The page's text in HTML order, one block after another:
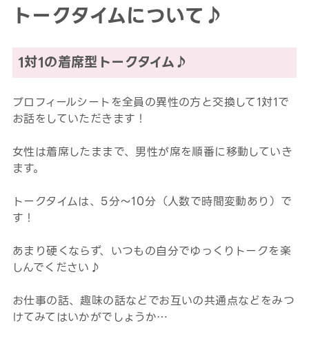
トークタイムについて♪
1対1の着席型トークタイム♪
プロフィールシートを全員の異性の方と交換して1対1で
お話をしていただきます！
女性は着席したままで、男性が席を順番に移動していき
ます。
トークタイムは、5分～10分（人数で時間変動あり）で
す！
あまり硬くならず、いつもの自分でゆっくりトークを楽
しんでください♪
お仕事の話、趣味の話などでお互いの共通点などをみつ
けてみてはいかがでしょうか…